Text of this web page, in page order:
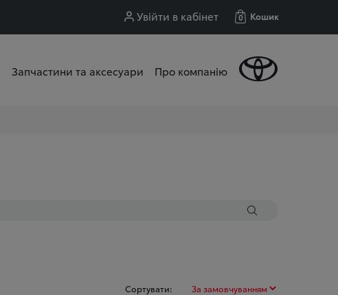
Увійти в кабінет 0 Кошик
Запчастини та аксесуари Про компанію
Сортувати: